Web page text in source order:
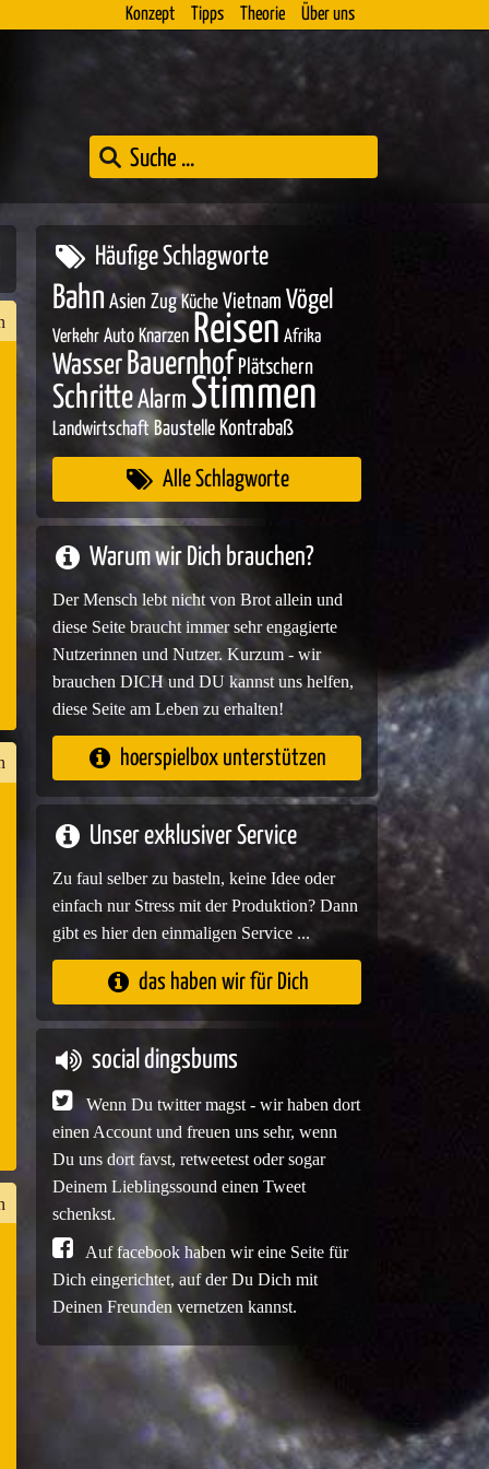
Konzept Tipps Theorie Über uns
Häufige Schlagworte
Bahn Asien Zug Küche Vietnam Vögel
Verkehr Auto Knarzen Reisen Afrika
Wasser Bauernhof Plätschern
SchritteAlarm Stimmen
Landwirtschaft Baustelle Kontrabaß
Alle Schlagworte
Warum wir Dich brauchen?
Der Mensch lebt nicht von Brot allein und
diese Seite braucht immer sehr engagierte
Nutzerinnen und Nutzer. Kurzum - wir
brauchen DICH und DU kannst uns helfen,
diese Seite am Leben zu erhalten!
hoerspielbox unterstützen
Unser exklusiver Service
Zu faul selber zu basteln, keine Idee oder
einfach nur Stress mit der Produktion? Dann
gibt es hier den einmaligen Service ...
das haben wir für Dich
social dingsbums
Wenn Du twitter magst - wir haben dort
einen Account und freuen uns sehr, wenn
Du uns dort favst, retweetest oder sogar
Deinem Lieblingssound einen Tweet
schenkst.
Auf facebook haben wir eine Seite für
Dich eingerichtet, auf der Du Dich mit
Deinen Freunden vernetzen kannst.